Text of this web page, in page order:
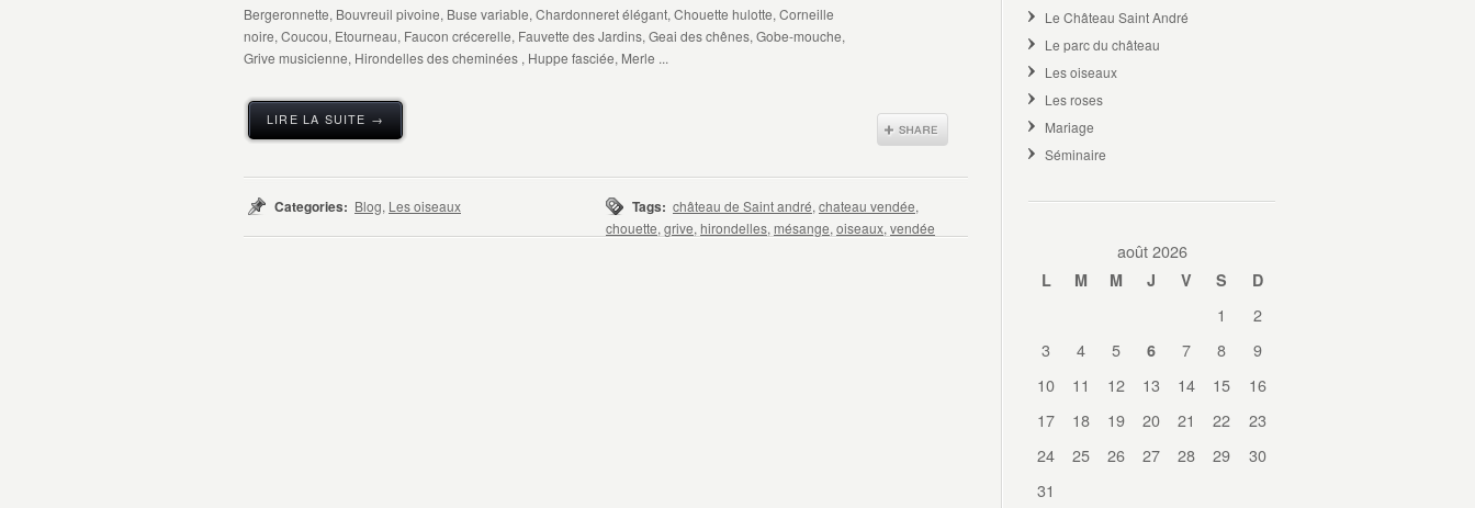
Bergeronnette, Bouvreuil pivoine, Buse variable, Chardonneret élégant, Chouette hulotte, Corneille
noire, Coucou, Etourneau, Faucon crécerelle, Fauvette des Jardins, Geai des chênes, Gobe-mouche,
Grive musicienne, Hirondelles des cheminées , Huppe fasciée, Merle ...
LIRE LA SUITE →
Categories: Blog, Les oiseaux Tags: château de Saint andré, chateau vendée,
chouette, grive, hirondelles, mésange, oiseaux, vendée
Le Château Saint André
Le parc du château
Les oiseaux
Les roses
Mariage
Séminaire
août 2026
L M M J V S D
1
2
3
4 5 6 7 8
9
10
11 12 13 14 15
16
17
18 19 20 21 22
23
24
25 26 27 28 29
30
31